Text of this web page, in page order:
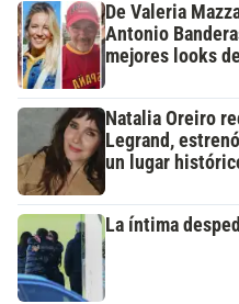
De Valeria
Antonio
mejores looks
Natalia Oreiro
Legrand,
un lugar
La íntima